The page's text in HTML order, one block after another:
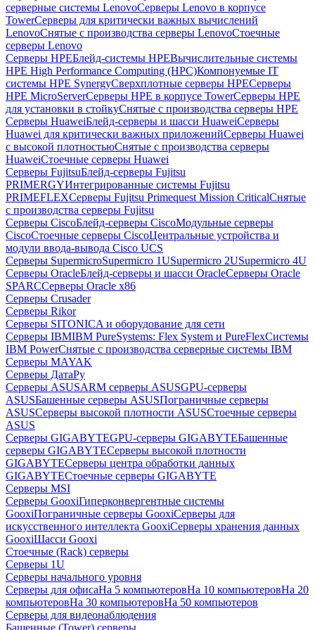
серверные системы LenovoСерверы Lenovo в корпусе
TowerСерверы для критически важных вычислений
LenovoСнятые с производства серверы LenovoСтоечные
серверы Lenovo
Серверы HPEБлейд-системы HPEВычислительные системы
HPE High Performance Computing (HPC)Компонуемые IT
системы HPE SynergyСверхплотные серверы HPEСерверы
HPE MicroServerСерверы HPE в корпусе TowerСерверы HPE
для установки в стойкуСнятые с производства серверы HPE
Серверы HuaweiБлейд-серверы и шасси HuaweiСерверы
Huawei для критически важных приложенийСерверы Huawei
с высокой плотностьюСнятые с производства серверы
HuaweiСтоечные серверы Huawei
Серверы FujitsuБлейд-серверы Fujitsu
PRIMERGYИнтегрированные системы Fujitsu
PRIMEFLEXСерверы Fujitsu Primequest Mission CriticalСнятые
с производства серверы Fujitsu
Серверы CiscoБлейд-серверы CiscoМодульные серверы
CiscoСтоечные серверы CiscoЦентральные устройства и
модули ввода-вывода Cisco UCS
Серверы SupermicroSupermicro 1USupermicro 2USupermicro 4U
Серверы OracleБлейд-серверы и шасси OracleСерверы Oracle
SPARCСерверы Oracle x86
Серверы Crusader
Серверы Rikor
Серверы SITONICA и оборудование для сети
Серверы IBMIBM PureSystems: Flex System и PureFlexСистемы
IBM PowerСнятые с производства серверные системы IBM
Серверы MAYAK
Серверы ДатаРу
Серверы ASUSARM серверы ASUSGPU-серверы
ASUSБашенные серверы ASUSПограничные серверы
ASUSСерверы высокой плотности ASUSСтоечные серверы
ASUS
Серверы GIGABYTEGPU-серверы GIGABYTEБашенные
серверы GIGABYTEСерверы высокой плотности
GIGABYTEСерверы центра обработки данных
GIGABYTEСтоечные серверы GIGABYTE
Серверы MSI
Серверы GooxiГиперконвергентные системы
GooxiПограничные серверы GooxiСерверы для
искусственного интеллекта GooxiСерверы хранения данных
GooxiШасси Gooxi
Стоечные (Rack) серверы
Серверы 1U
Серверы начального уровня
Серверы для офисаНа 5 компьютеровНа 10 компьютеровНа 20
компьютеровНа 30 компьютеровНа 50 компьютеров
Серверы для видеонаблюдения
Башенные (Tower) серверы